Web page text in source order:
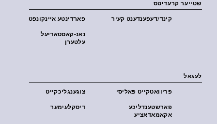
שטייער קרעדיטס
פארדינטע איינקונפט קינד/דעפענדענט קעיר
נאנ-קאסטאדיעל
עלטערן
לעגאל
צוגענגליכקייט פּריוואטקייט פּאליסי
דיסקלעימער
פארשטענדליכע
אקאמאדאציע